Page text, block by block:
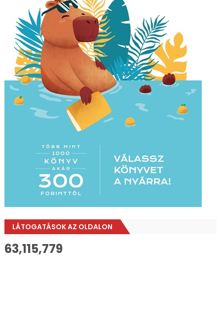
LÁTOGATÁSOK AZ OLDALON
63,115,779